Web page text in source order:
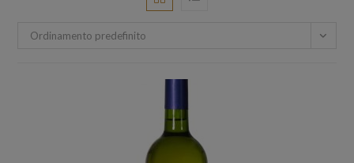
Ordinamento predefinito